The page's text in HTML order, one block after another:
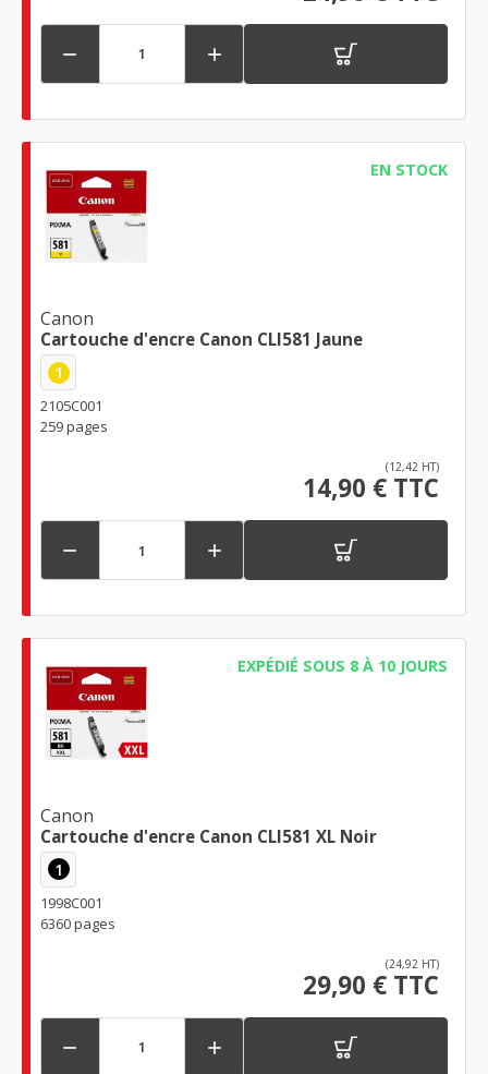
 
EN STOCK
Canon
Cartouche d'encre Canon CLI581 Jaune
1
2105C001
259 pages
(12,42 HT)
14,90 € TTC
 
EXPÉDIÉ SOUS 8 À 10 JOURS
Canon
Cartouche d'encre Canon CLI581 XL Noir
1
1998C001
6360 pages
(24,92 HT)
29,90 € TTC
 